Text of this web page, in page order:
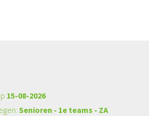
15-08-2026
Senioren - 1e teams - ZA